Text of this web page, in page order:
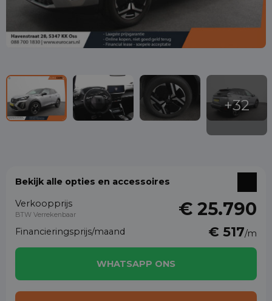
Bekijk alle opties en accessoires
Verkoopprijs
BTW Verrekenbaar € 25.790
Financieringsprijs/maand € 517/m
WHATSAPP ONS